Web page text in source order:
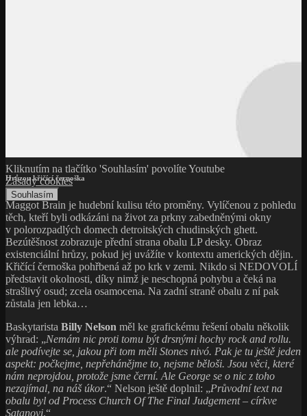
Kliknutím na tlačítko 'Souhlasím' povolíte Youtube
Zásady cookies
Souhlasím
Hrůzou křičící černoška
Maggot Brain je hudební kulisu této proměny. Vylíčenou z pohledu
těch, kteří byli odkázáni na život za prkny zabedněnými okny
v polorozpadlých domech detroitských chudinských ghett.
Bezútěšnost zobrazuje přední strana obalu LP desky. Obraz
existenciální hrůzy, pokud jej uvážíte v kontextu amerických dějin.
Křičící černoška pohřbená až po krk v zemi. Nikdo si NEDOVOLÍ
představit okolnosti, díky nimž je neschopná pohybu a čeká na
strašlivý osud; zcela osamocena. Na zadní straně obalu z ní pak
zůstala jen lebka…
Baskytarista Billy Nelson měl ke grafickému řešení obalu několik
výhrad: „Nemám nic proti tomu být drsnými hochy rock and rollu.
ale podívejte se, jakou při tom měli Stones nivó. Pak je tu ještě jeden
aspekt: počkejme, nepřehánějme to, nejsme běloši. Jsou věci, které
nám neprojdou, protože jsme černí. Ale George se o nic z toho
nezajímal, na náš úkor.“ Nelson ještě doplnil: „Průvodní text na
obalu byl od Process Church Of The Final Judgement – církve
Satanovi.“